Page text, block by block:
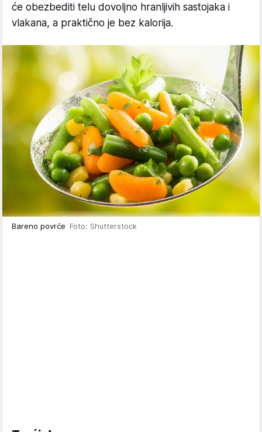
će obezbediti telu dovoljno hranljivih sastojaka i
vlakana, a praktično je bez kalorija.
Bareno povrće Foto: Shutterstock